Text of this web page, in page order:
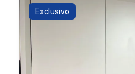
Exclusivo